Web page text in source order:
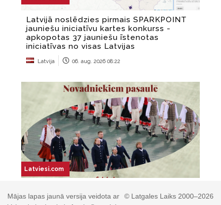
© Latgales Laiks 2000–2026
Mājas lapas jaunā versija veidota ar